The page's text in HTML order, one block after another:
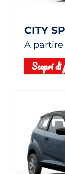
CITY
A partire
Scopri di